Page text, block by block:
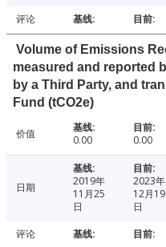
评论
Volume of Emissions
measured and reported
by a Third Party, and
Fund (tCO2e)
价值 0.00 0.00
日期
2019年
11月25
日
2023年
12月19
日
评论